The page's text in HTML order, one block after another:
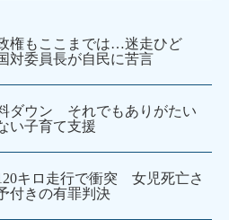
権もここまでは…迷走ひど
対委員長が自民に苦言
ダウン それでもありがたい
い子育て支援
キロ走行で衝突 女児死亡さ
付きの有罪判決